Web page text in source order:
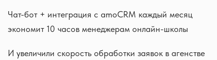
Чат-бот + интеграция с amoCRM каждый месяц
экономит 10 часов менеджерам онлайн-школы
И увеличили скорость обработки заявок в агенстве